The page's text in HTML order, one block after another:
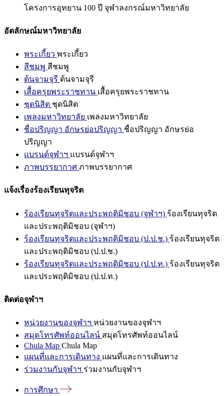
โครงการอุทยาน 100 ปี จุฬาลงกรณ์มหาวิทยาลัย
อัตลักษณ์มหาวิทยาลัย
พระเกี้ยว พระเกี้ยว
สีชมพู สีชมพู
ต้นจามจุรี ต้นจามจุรี
เสื้อครุยพระราชทาน เสื้อครุยพระราชทาน
ชุดนิสิต ชุดนิสิต
เพลงมหาวิทยาลัย เพลงมหาวิทยาลัย
ชื่อปริญญา อักษรย่อปริญญา ชื่อปริญญา อักษรย่อ
ปริญญา
แบรนด์จุฬาฯ แบรนด์จุฬาฯ
ภาพบรรยากาศ ภาพบรรยากาศ
แจ้งเรื่องร้องเรียนทุจริต
ร้องเรียนทุจริตและประพฤติมิชอบ (จุฬาฯ) ร้องเรียนทุจริต
และประพฤติมิชอบ (จุฬาฯ)
ร้องเรียนทุจริตและประพฤติมิชอบ (ป.ป.ช.) ร้องเรียนทุจริต
และประพฤติมิชอบ (ป.ป.ช.)
ร้องเรียนทุจริตและประพฤติมิชอบ (ป.ป.ท.) ร้องเรียนทุจริต
และประพฤติมิชอบ (ป.ป.ท.)
ติดต่อจุฬาฯ
หน่วยงานของจุฬาฯ หน่วยงานของจุฬาฯ
สมุดโทรศัพท์ออนไลน์ สมุดโทรศัพท์ออนไลน์
Chula Map Chula Map
แผนที่และการเดินทาง แผนที่และการเดินทาง
ร่วมงานกับจุฬาฯ ร่วมงานกับจุฬาฯ
การศึกษา